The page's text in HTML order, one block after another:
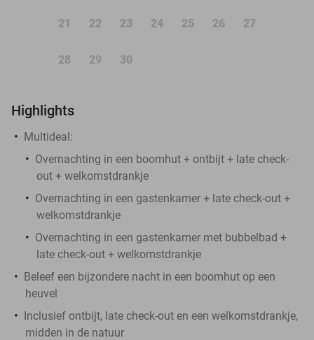
21 22 23 24 25 26 27
28 29 30
Highlights
Multideal:
Overnachting in een boomhut + ontbijt + late check-
out + welkomstdrankje
Overnachting in een gastenkamer + late check-out +
welkomstdrankje
Overnachting in een gastenkamer met bubbelbad +
late check-out + welkomstdrankje
Beleef een bijzondere nacht in een boomhut op een
heuvel
Inclusief ontbijt, late check-out en een welkomstdrankje,
midden in de natuur